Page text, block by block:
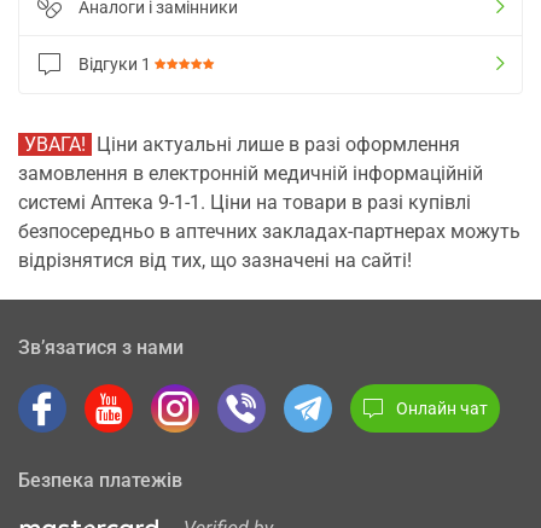
Аналоги і замінники
Відгуки 1
УВАГА! Ціни актуальні лише в разі оформлення
замовлення в електронній медичній інформаційній
системі Аптека 9-1-1. Ціни на товари в разі купівлі
безпосередньо в аптечних закладах-партнерах можуть
відрізнятися від тих, що зазначені на сайті!
Зв’язатися з нами
Онлайн чат
Безпека платежів